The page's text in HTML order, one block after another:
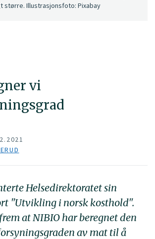
vi
større. Illustrasjonsfoto: Pixabay
Helsedirektoratet sin
"Utvikling i norsk kosthold".
at NIBIO har beregnet den
av mat til å